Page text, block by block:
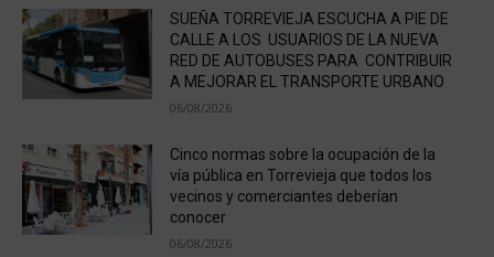
SUEÑA TORREVIEJA ESCUCHA A PIE DE
CALLE A LOS USUARIOS DE LA NUEVA
RED DE AUTOBUSES PARA CONTRIBUIR
A MEJORAR EL TRANSPORTE URBANO
06/08/2026
Cinco normas sobre la ocupación de la
vía pública en Torrevieja que todos los
vecinos y comerciantes deberían
conocer
06/08/2026